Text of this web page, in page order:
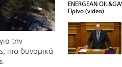
την
πιο δυναμικά
ENERGEAN
Πρίνο (video)